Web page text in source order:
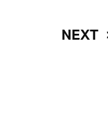
NEXT